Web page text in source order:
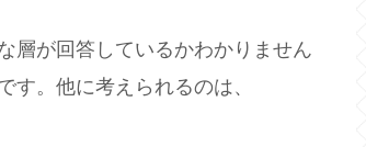
層が回答しているかわかりません
す。他に考えられるのは、